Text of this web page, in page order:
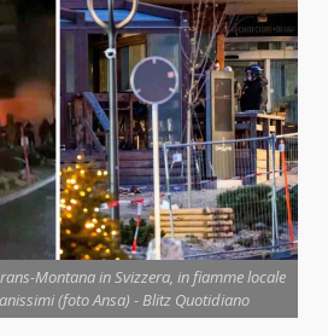
Montana in Svizzera, in fiamme locale
(foto Ansa) - Blitz Quotidiano